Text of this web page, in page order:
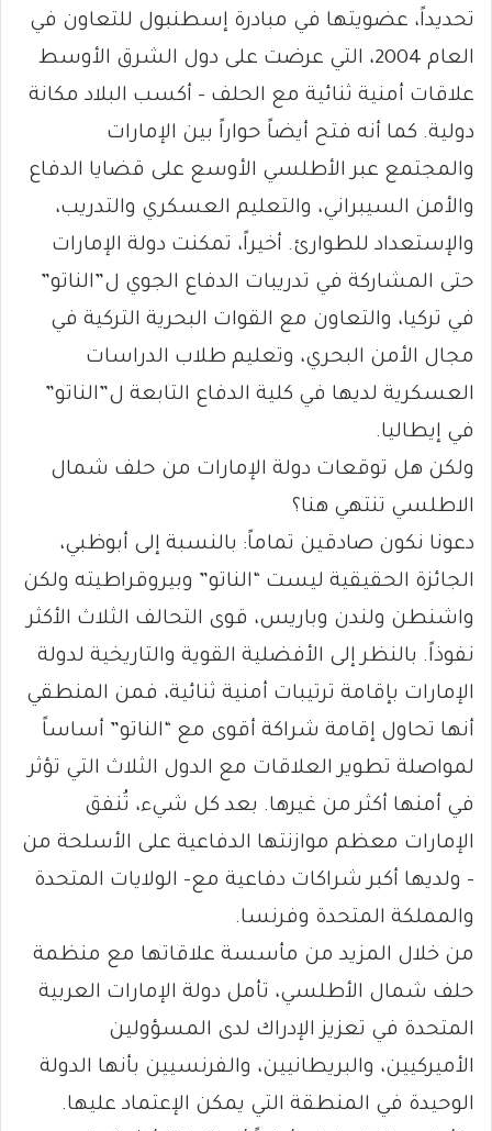
تحديداً، عضويتها في مبادرة إسطنبول للتعاون في
العام 2004، التي عرضت على دول الشرق الأوسط
علاقات أمنية ثنائية مع الحلف – أكسب البلاد مكانة
دولية. كما أنه فتح أيضاً حواراً بين الإمارات
والمجتمع عبر الأطلسي الأوسع على قضايا الدفاع
والأمن السيبراني، والتعليم العسكري والتدريب،
والإستعداد للطوارئ. أخيراً، تمكنت دولة الإمارات
حتى المشاركة في تدريبات الدفاع الجوي ل”الناتو”
في تركيا، والتعاون مع القوات البحرية التركية في
مجال الأمن البحري، وتعليم طلاب الدراسات
العسكرية لديها في كلية الدفاع التابعة ل”الناتو”
في إيطاليا.
ولكن هل توقعات دولة الإمارات من حلف شمال
الاطلسي تنتهي هنا؟
دعونا نكون صادقين تماماً: بالنسبة إلى أبوظبي،
الجائزة الحقيقية ليست “الناتو” وبيروقراطيته ولكن
واشنطن ولندن وباريس، قوى التحالف الثلاث الأكثر
نفوذاً. بالنظر إلى الأفضلية القوية والتاريخية لدولة
الإمارات بإقامة ترتيبات أمنية ثنائية، فمن المنطقي
أنها تحاول إقامة شراكة أقوى مع “الناتو” أساساً
لمواصلة تطوير العلاقات مع الدول الثلاث التي تؤثر
في أمنها أكثر من غيرها. بعد كل شيء، تُنفق
الإمارات معظم موازنتها الدفاعية على الأسلحة من
– ولديها أكبر شراكات دفاعية مع- الولايات المتحدة
والمملكة المتحدة وفرنسا.
من خلال المزيد من مأسسة علاقاتها مع منظمة
حلف شمال الأطلسي، تأمل دولة الإمارات العربية
المتحدة في تعزيز الإدراك لدى المسؤولين
الأميركيين، والبريطانيين، والفرنسيين بأنها الدولة
الوحيدة في المنطقة التي يمكن الإعتماد عليها.